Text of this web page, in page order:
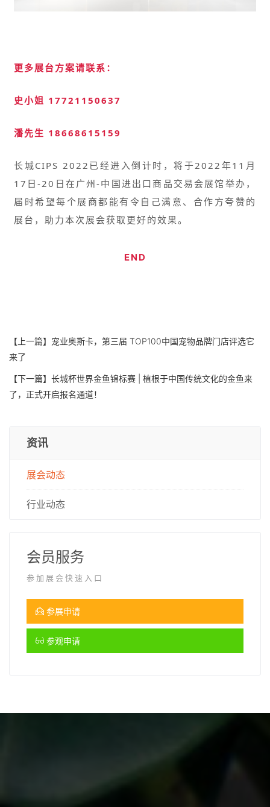
更多展台方案请联系：
史小姐 17721150637
潘先生 18668615159
长城CIPS 2022已经进入倒计时，将于2022年11月
17日-20日在广州-中国进出口商品交易会展馆举办，
届时希望每个展商都能有令自己满意、合作方夸赞的
展台，助力本次展会获取更好的效果。
END
【上一篇】 宠业奥斯卡，第三届 TOP100中国宠物品牌门店评选它
来了
【下一篇】 长城杯世界金鱼锦标赛 | 植根于中国传统文化的金鱼来
了，正式开启报名通道！
资讯
展会动态
行业动态
会员服务
参加展会快速入口
参展申请
参观申请